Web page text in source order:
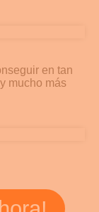
en tan
mucho más